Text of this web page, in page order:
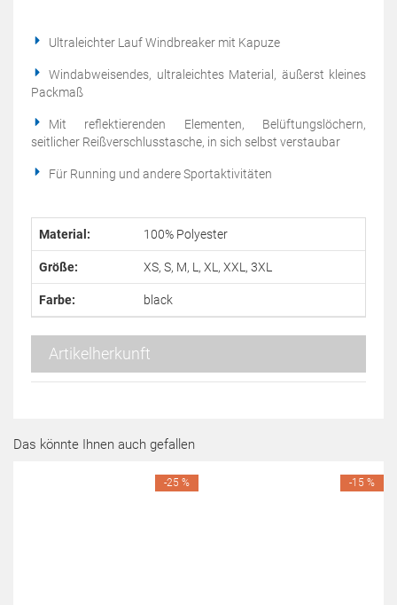
Ultraleichter Lauf Windbreaker mit Kapuze
Windabweisendes, ultraleichtes Material, äußerst kleines
Packmaß
Mit reflektierenden Elementen, Belüftungslöchern,
seitlicher Reißverschlusstasche, in sich selbst verstaubar
Für Running und andere Sportaktivitäten
Material: 100% Polyester
Größe: XS, S, M, L, XL, XXL, 3XL
Farbe: black
Artikelherkunft
Das könnte Ihnen auch gefallen
-25 % -15 %